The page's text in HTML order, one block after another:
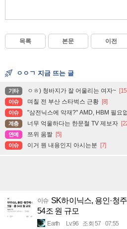
목록 본문 이전
ㅇㅇㄱ 지금 뜨는 글
기타 ㅇㅎ) 청바지가 잘 어울리는 여자~
이슈 며칠 전 부산 스타벅스 근황 [8]
이슈 "삼전닉스에 악재?" AMD, HBM 필요
계층 너무 억울하다는 한문철 TV 제보자
연예 쯔위 움짤 [5]
이슈 이거 뭔 내용인지 아시는분 [7]
이슈 SK하이닉스, 용인·청
54조 원 규모
Earth Lv.96 조회 57 07:55